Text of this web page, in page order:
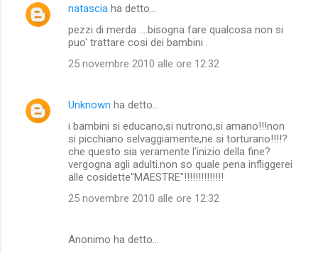
natascia ha detto…
pezzi di merda ....bisogna fare qualcosa non si
puo' trattare cosi dei bambini .
25 novembre 2010 alle ore 12:32
Unknown ha detto…
i bambini si educano,si nutrono,si amano!!!non
si picchiano selvaggiamente,ne si torturano!!!!?
che questo sia veramente l'inizio della fine?
vergogna agli adulti.non so quale pena infliggerei
alle cosidette"MAESTRE"!!!!!!!!!!!!!!
25 novembre 2010 alle ore 12:32
Anonimo ha detto…